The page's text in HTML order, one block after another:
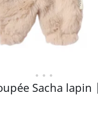
• • •
Sacha lapin